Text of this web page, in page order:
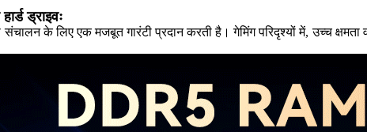
ड्राइवः
के लिए एक मजबूत गारंटी प्रदान करती है। गेमिंग परिदृश्यों में, उच्च